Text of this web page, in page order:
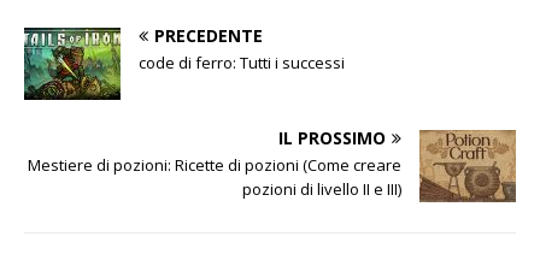
PRECEDENTE
code di ferro: Tutti i successi
IL PROSSIMO
Mestiere di pozioni: Ricette di pozioni (Come creare
pozioni di livello II e III)